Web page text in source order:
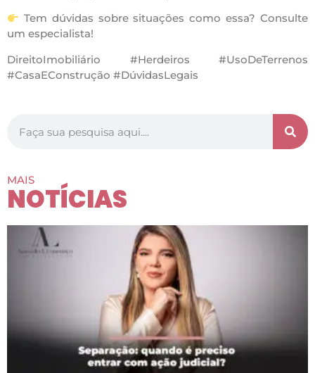
Tem dúvidas sobre situações como essa? Consulte
um especialista!
DireitoImobiliário #Herdeiros #UsoDeTerrenos
#CasaEConstrução #DúvidasLegais
MAIS
NOTÍCIAS